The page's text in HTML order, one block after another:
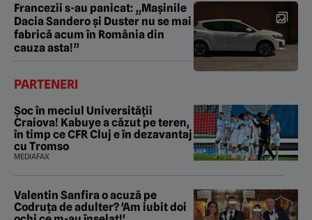
Francezii s-au panicat: „Mașinile
Dacia Sandero și Duster nu se mai
fabrică acum în România din
cauza asta!”
PARTENERI
Șoc în meciul Universității
Craiova! Kabuye a căzut pe teren,
în timp ce CFR Cluj e în dezavantaj
cu Tromso
MEDIAFAX
Valentin Sanfira o acuză pe
Codruța de adulter? 'Am iubit doi